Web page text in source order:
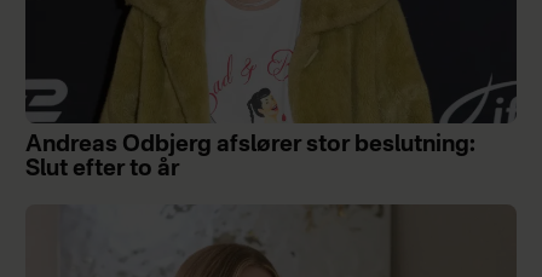
Andreas Odbjerg afslører stor beslutning:
Slut efter to år